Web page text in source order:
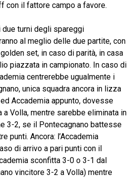
con il fattore campo a favore.
turni degli spareggi
al meglio delle due partite, con
set, in caso di parità, in casa
piazzata in campionato. In caso di
centrerebbe ugualmente i
unica squadra ancora in lizza
Accademia appunto, dovesse
a Volla, mentre sarebbe eliminata in
3-2, se il Pontecagnano battesse
punti. Ancora: l’Accademia
di arrivo a pari punti con il
sconfitta 3-0 o 3-1 dal
vincitore 3-2 a Volla) mentre